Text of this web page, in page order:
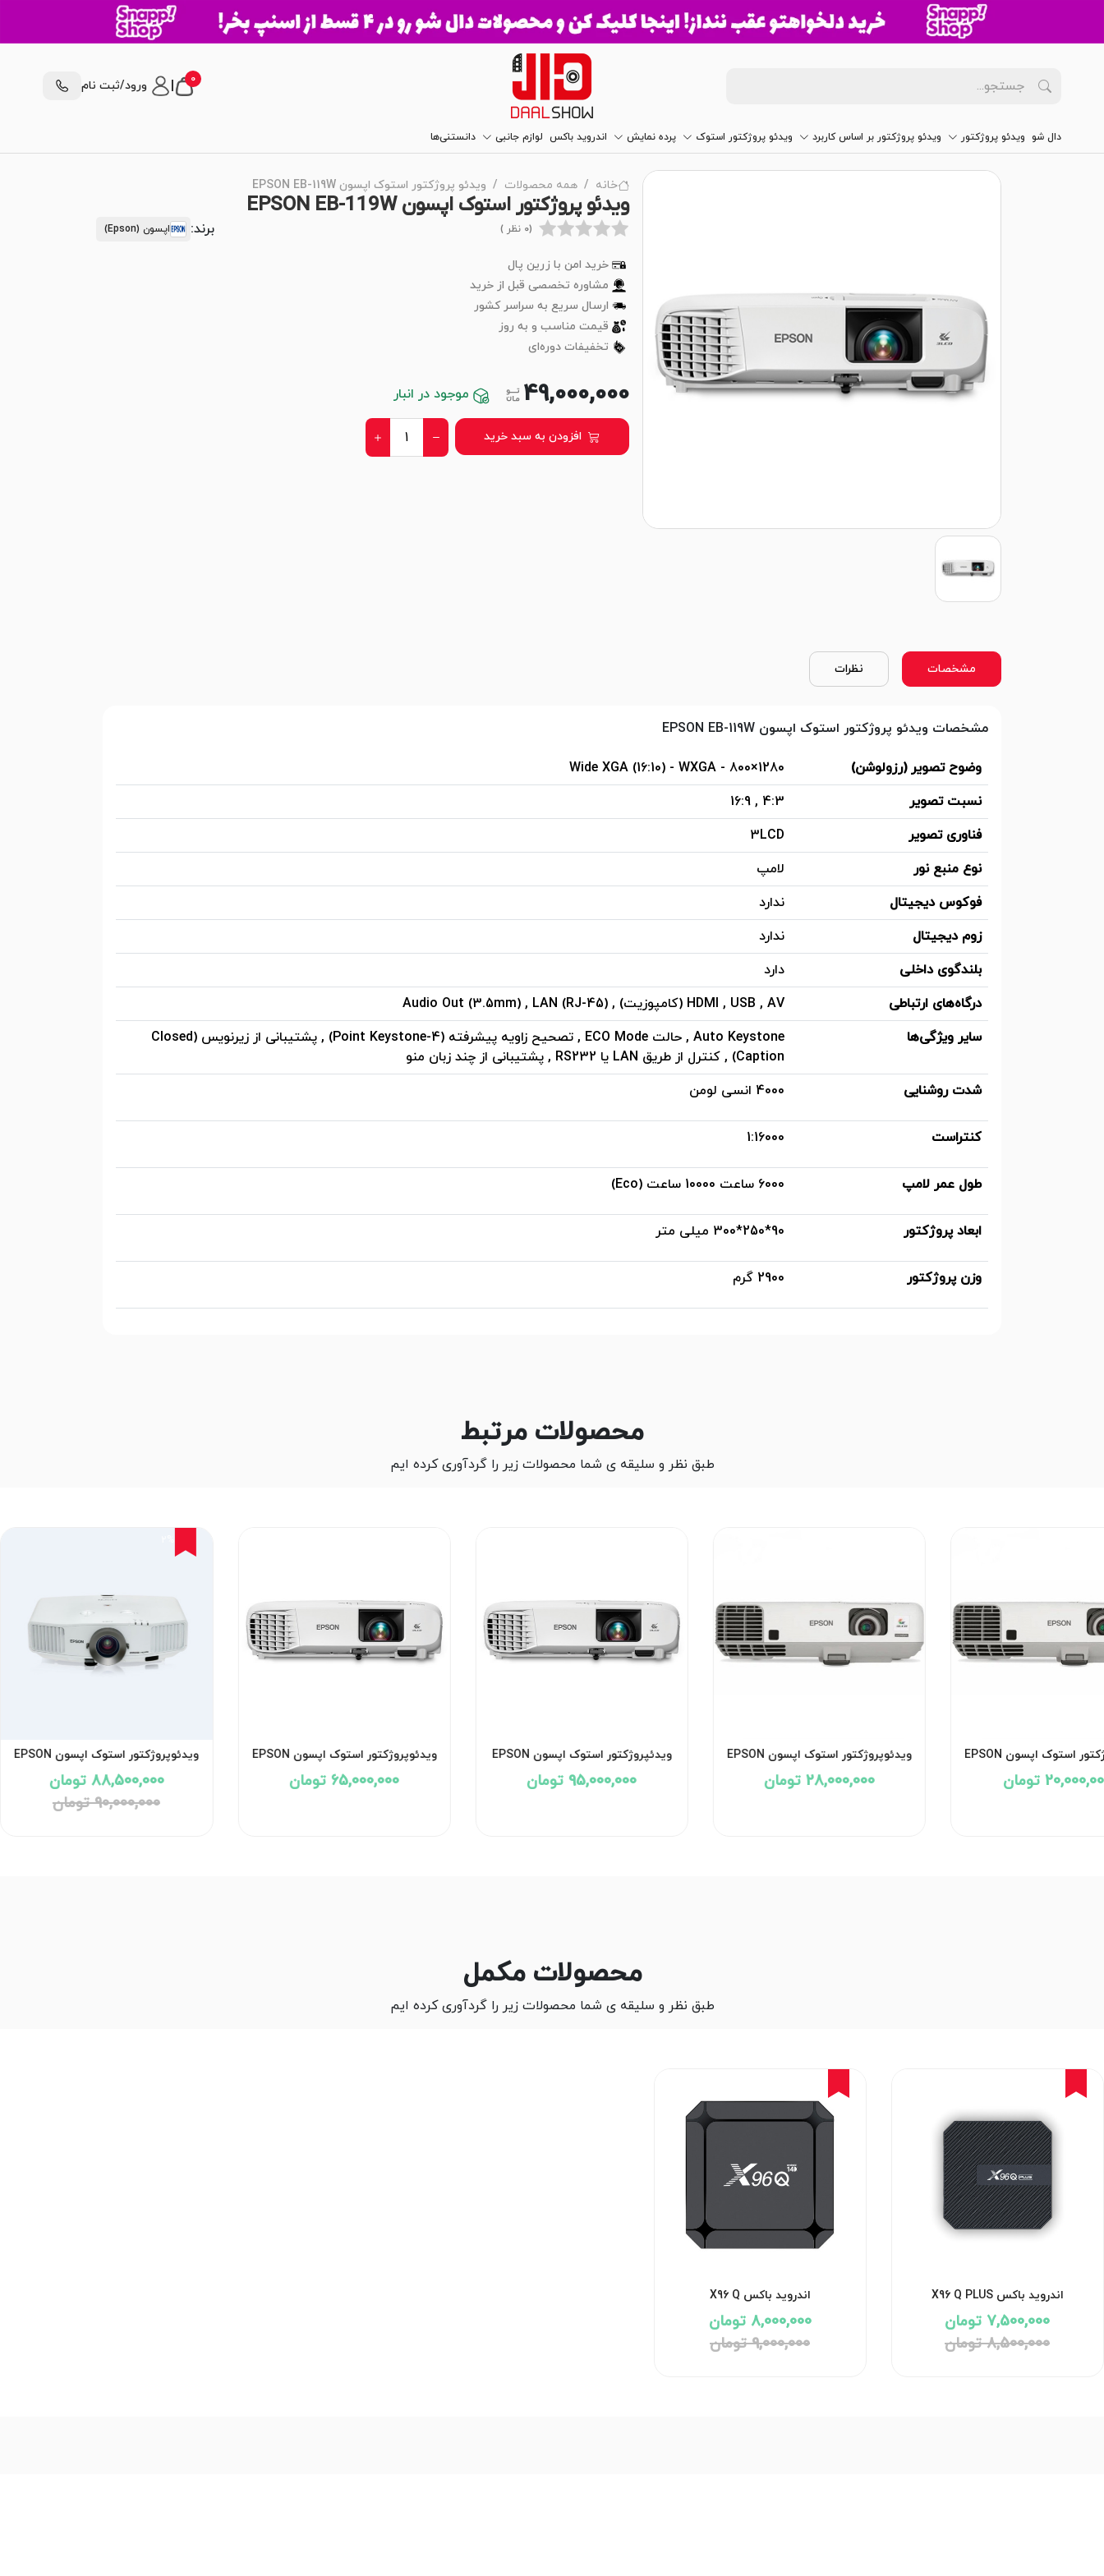
0
| ورود/ثبت نام
دال شو ویدئو پروژکتور ویدئو پروژکتور بر اساس کاربرد ویدئو پروژکتور استوک پرده نمایش اندروید باکس لوازم جانبی دانستنی‌ها
خانه همه محصولات ویدئو پروژکتور استوک اپسون EPSON EB-119W
ویدئو پروژکتور استوک اپسون EPSON EB-119W
(0 نظر ) برند: اپسون (Epson)
خرید امن با زرین پال
مشاوره تخصصی قبل از خرید
ارسال سریع به سراسر کشور
قیمت مناسب و به روز
تخفیفات دوره‌ای
49,000,000 موجود در انبار
افزودن به سبد خرید
مشخصات نظرات
مشخصات ویدئو پروژکتور استوک اپسون EPSON EB-119W
وضوح تصویر (رزولوشن)
1280×800 - Wide XGA (16:10) - WXGA
نسبت تصویر
4:3 , 16:9
فناوری تصویر
3LCD
نوع منبع نور
لامپ
فوکوس دیجیتال
ندارد
زوم دیجیتال
ندارد
بلندگوی داخلی
دارد
درگاه‌های ارتباطی
HDMI , USB , AV (کامپوزیت) , Audio Out (3.5mm) , LAN (RJ-45)
سایر ویژگی‌ها
Auto Keystone , حالت ECO Mode , تصحیح زاویه پیشرفته (4-Point Keystone) , پشتیبانی از زیرنویس (Closed
Caption) , کنترل از طریق LAN یا RS232 , پشتیبانی از چند زبان منو
شدت روشنایی
4000 انسی لومن
کنتراست 1:16000
طول عمر لامپ 6000 ساعت 10000 ساعت (Eco)
ابعاد پروژکتور 90*250*300 میلی متر
وزن پروژکتور 2900 گرم
محصولات مرتبط
طبق نظر و سلیقه ی شما محصولات زیر را گردآوری کرده ایم
ویدئوپروژکتور استوک اپسون EPSON
POWERLITE 95
تومان
ویدئوپروژکتور استوک اپسون EPSON
EB-905
28,000,000 تومان
ویدئپروژکتور استوک اپسون EPSON
POWERLITE 990U
95,000,000 تومان
ویدئوپروژکتور استوک اپسون EPSON
EB-982W
65,000,000 تومان
ویدئوپروژکتور استوک اپسون EPSON
POWERLITE G5750WU
88,500,000 تومان
90,000,000 تومان
محصولات مکمل
طبق نظر و سلیقه ی شما محصولات زیر را گردآوری کرده ایم
اندروید باکس X96 Q PLUS
7,500,000 تومان
8,500,000 تومان
اندروید باکس X96 Q
8,000,000 تومان
9,000,000 تومان